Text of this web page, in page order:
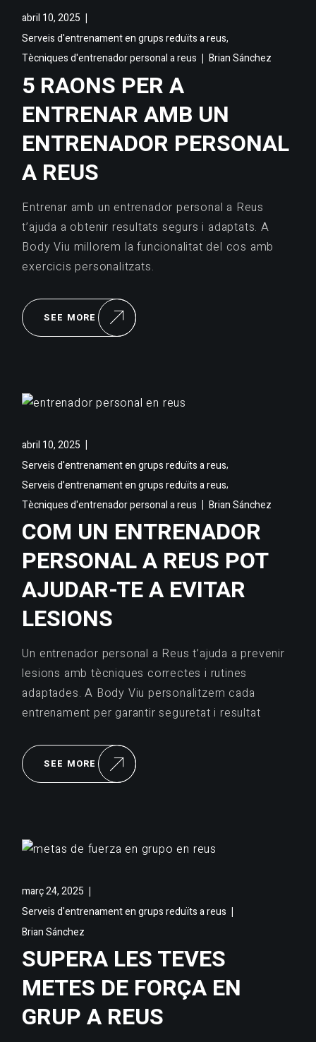
abril 10, 2025
Serveis d'entrenament en grups reduïts a reus,
Tècniques d'entrenador personal a reus Brian Sánchez
5 RAONS PER A
ENTRENAR AMB UN
ENTRENADOR PERSONAL
A REUS
Entrenar amb un entrenador personal a Reus
t’ajuda a obtenir resultats segurs i adaptats. A
Body Viu millorem la funcionalitat del cos amb
exercicis personalitzats.
SEE MORE
abril 10, 2025
Serveis d'entrenament en grups reduïts a reus,
Serveis d’entrenament en grups reduïts a reus,
Tècniques d'entrenador personal a reus Brian Sánchez
COM UN ENTRENADOR
PERSONAL A REUS POT
AJUDAR-TE A EVITAR
LESIONS
Un entrenador personal a Reus t’ajuda a prevenir
lesions amb tècniques correctes i rutines
adaptades. A Body Viu personalitzem cada
entrenament per garantir seguretat i resultat
SEE MORE
març 24, 2025
Serveis d'entrenament en grups reduïts a reus
Brian Sánchez
SUPERA LES TEVES
METES DE FORÇA EN
GRUP A REUS